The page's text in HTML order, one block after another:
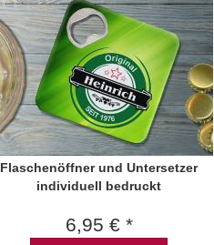
Flaschenöffner und Untersetzer
individuell bedruckt
6,95 € *